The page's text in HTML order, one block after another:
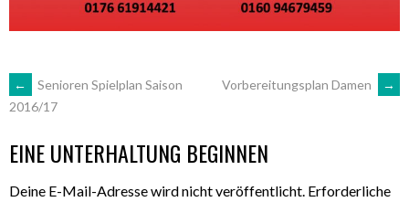
ARTIKEL-
NAVIGATION
←
Senioren Spielplan Saison
2016/17
Vorbereitungsplan Damen →
EINE UNTERHALTUNG BEGINNEN
Deine E-Mail-Adresse wird nicht veröffentlicht. Erforderliche